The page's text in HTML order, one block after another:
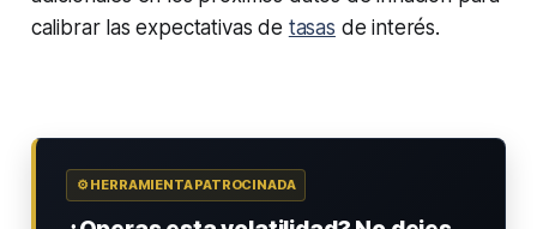
calibrar las expectativas de tasas de interés.
⚙️ HERRAMIENTA PATROCINADA